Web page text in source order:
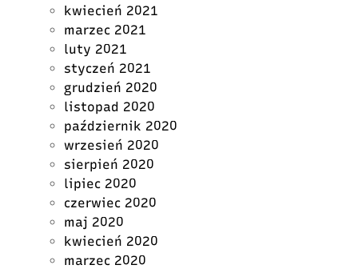
kwiecień 2021
marzec 2021
luty 2021
styczeń 2021
grudzień 2020
listopad 2020
październik 2020
wrzesień 2020
sierpień 2020
lipiec 2020
czerwiec 2020
maj 2020
kwiecień 2020
marzec 2020